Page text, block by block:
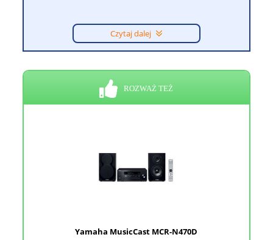
Czytaj dalej
ROZWAŻ TEŻ
Yamaha MusicCast MCR-N470D